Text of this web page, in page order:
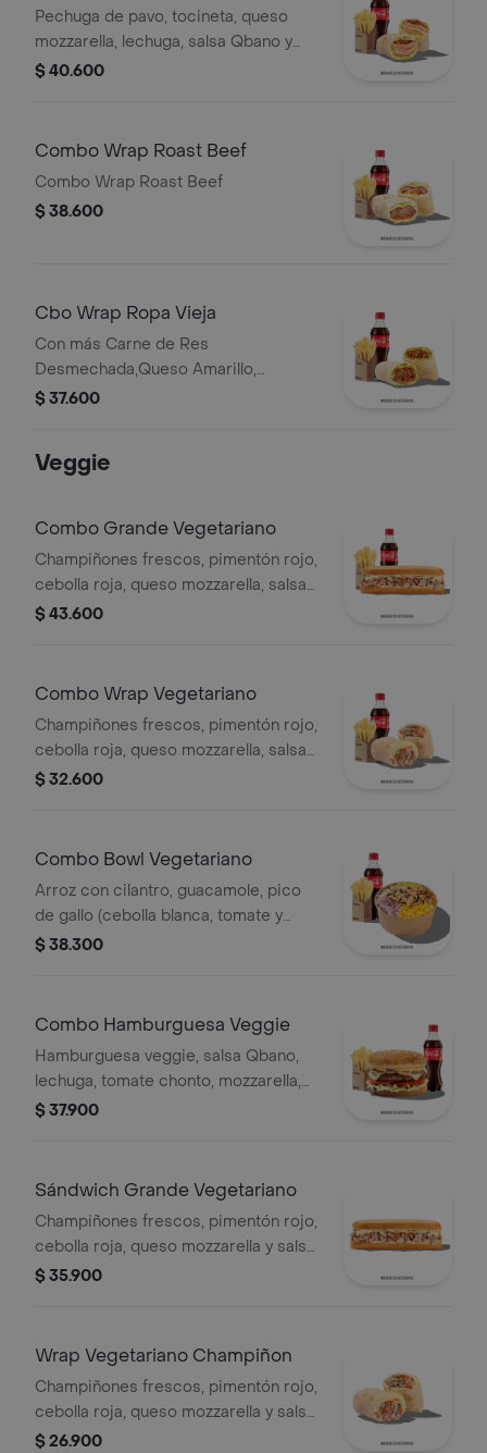
Pechuga de pavo, tocineta, queso
mozzarella, lechuga, salsa Qbano y
miel mostaza, papas y bebida.
$ 40.600
Combo Wrap Roast Beef
Combo Wrap Roast Beef
$ 38.600
Cbo Wrap Ropa Vieja
Con más Carne de Res
Desmechada,Queso Amarillo,
Lechuga, Tomate,Pimentón, Apio,
$ 37.600
Veggie
Combo Grande Vegetariano
Champiñones frescos, pimentón rojo,
cebolla roja, queso mozzarella, salsa
Qbano, papas francesa y bebida.
$ 43.600
Combo Wrap Vegetariano
Champiñones frescos, pimentón rojo,
cebolla roja, queso mozzarella, salsa
Qbano, papas y bebida.
$ 32.600
Combo Bowl Vegetariano
Arroz con cilantro, guacamole, pico
de gallo (cebolla blanca, tomate y
cilantro), maíz tierno, cebolla roja y
$ 38.300
Combo Hamburguesa Veggie
Hamburguesa veggie, salsa Qbano,
lechuga, tomate chonto, mozzarella,
champiñón, cilantro, salsa de queso
$ 37.900
Sándwich Grande Vegetariano
Champiñones frescos, pimentón rojo,
cebolla roja, queso mozzarella y salsa
Qbano.
$ 35.900
Wrap Vegetariano Champiñon
Champiñones frescos, pimentón rojo,
cebolla roja, queso mozzarella y salsa
Qbano.
$ 26.900